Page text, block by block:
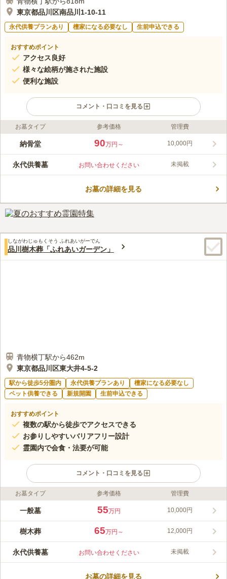
東京都品川区南品川1-10-11
永代供養プランあり 檀家になる必要なし 生前申込できる
おすすめポイント
アクセス良好
様々な絵柄が施された施設
便利な施設
コメント・口コミを見る
ライフドット編集部のコメント
本覚寺 大光普照殿は現代的な雰囲気が特徴的な寺院です。本覚
なのは目を惹きつけられるような装飾が施されていることです。
季節を鮮やかに表現した風光の間や、宇宙空間をモチーフにデザ
新しい墓地ですので、気持ちよくご利用できます。設備も充実し
この霊園はまだ誰からも評価されていません。
お墓タイプ 参考価格 管理費
納骨堂 90万円～ 10,000円
永代供養墓 お問い合わせください 未掲載
お墓の詳細を見る
しながわじゅもくそう ふれあいがーでん
品川樹木葬「ふれあいガーデン」
青物横丁駅から462m
東京都品川区東大井4-5-2
駅から徒歩5分圏内 永代供養プランあり
檀家になる必要なし
ペット供養できる
新規開園 生前申込できる
おすすめポイント
複数の駅から徒歩でアクセスできる
お参りしやすいバリアフリー設計
霊園内で会食・法要が可能
コメント・口コミを見る
ライフドット編集部のコメント
泊舩寺 樹木葬は、東京都品川区にある永代供養付きのガーデン
ない」といった悩みをお持ちの方にもおすすめです。約640年の
長い歴史を持つ由緒ある泊舩寺によって手厚く供養されるので、
用の方にも便利です。
お墓タイプ 参考価格 管理費
一般墓 55万円 10,000円
樹木葬 65万円～ 12,000円
永代供養墓 お問い合わせください 未掲載
お墓の詳細を見る